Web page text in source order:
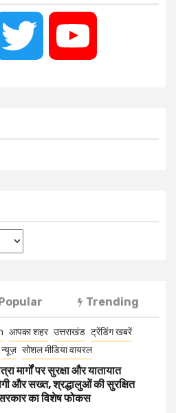
Twitter
Trending
आपका शहर उत्तराखंड ट्रेंडिंग खबरें
न्यूज़ सोशल मीडिया वायरल
मार्गों पर सुरक्षा और यातायात
और सख्त, श्रद्धालुओं की सुरक्षित
सरकार का विशेष फोकस